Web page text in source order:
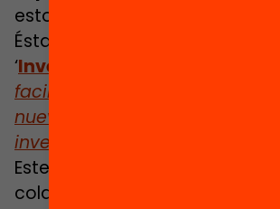
estos momentos.
Ésta es la editorial del primer
‘Investigación y ¡acción!
facilitamos el regreso a la
nuevas oportunidades a la luz
investigación.
Este material ha sido realizado
colaboración de la